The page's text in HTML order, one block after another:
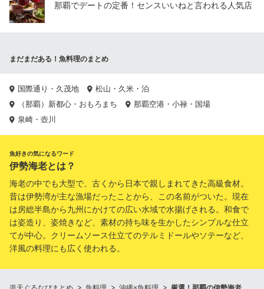
那覇でデートの定番！センスいいねと言われる人気店
まだまだある！魚料理のまとめ
国際通り・久茂地
松山・久米・泊
（那覇）新都心・おもろまち
那覇空港・小禄・国場
泉崎・壺川
魚好きの気になるワード
伊勢海老とは？
海老の中でも大型で、古くから日本で親しまれてきた高級食材。
昔は伊勢湾が主な漁場だったことから、この名前がついた。現在
は房総半島から九州にかけての広い水域で水揚げされる。和食で
は姿造り、姿焼きなど、素材の持ち味を生かしたシンプルな仕立
てが中心。クリームソース仕立てのテルミドールやソテーなど、
洋風の料理にも広く使われる。